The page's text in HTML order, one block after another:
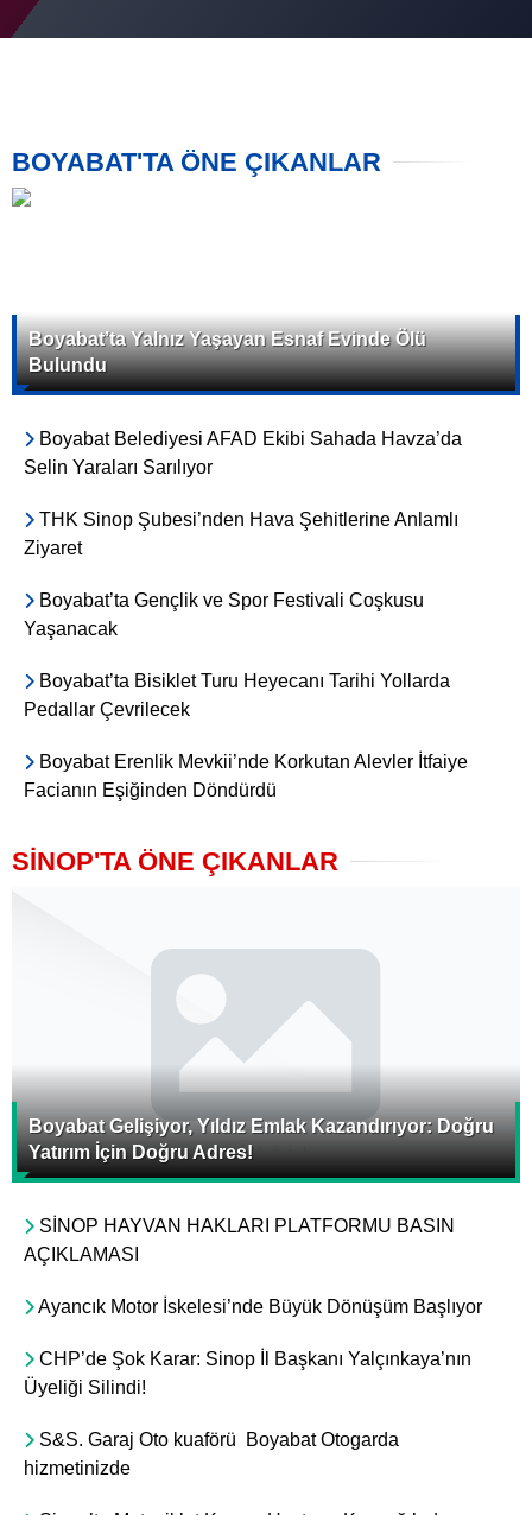
BOYABAT'TA ÖNE ÇIKANLAR
Boyabat’ta Yalnız Yaşayan Esnaf Evinde Ölü
Bulundu
Boyabat Belediyesi AFAD Ekibi Sahada Havza’da
Selin Yaraları Sarılıyor
THK Sinop Şubesi’nden Hava Şehitlerine Anlamlı
Ziyaret
Boyabat’ta Gençlik ve Spor Festivali Coşkusu
Yaşanacak
Boyabat’ta Bisiklet Turu Heyecanı Tarihi Yollarda
Pedallar Çevrilecek
Boyabat Erenlik Mevkii’nde Korkutan Alevler İtfaiye
Facianın Eşiğinden Döndürdü
SİNOP'TA ÖNE ÇIKANLAR
Boyabat Gelişiyor, Yıldız Emlak Kazandırıyor: Doğru
Yatırım İçin Doğru Adres!
​SİNOP HAYVAN HAKLARI PLATFORMU BASIN
AÇIKLAMASI
Ayancık Motor İskelesi’nde Büyük Dönüşüm Başlıyor
CHP’de Şok Karar: Sinop İl Başkanı Yalçınkaya’nın
Üyeliği Silindi!
S&S. Garaj Oto kuaförü Boyabat Otogarda
hizmetinizde